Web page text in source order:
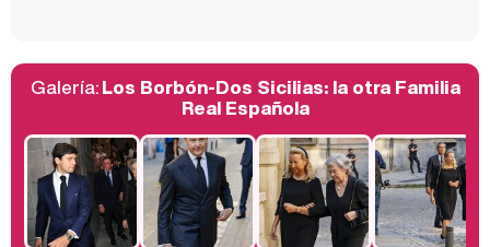
Belén Esteban: "Estoy emocionada, muy contenta y muy feliz por llegar a RTVE"
Manu Baqueiro: "Tuve como referente a Bruce Willis en 'Luz de Luna' para mi trabajo en la serie 'Perdiendo el juicio'"
Galería:Los Borbón-Dos Sicilias: la otra Familia
Real Española